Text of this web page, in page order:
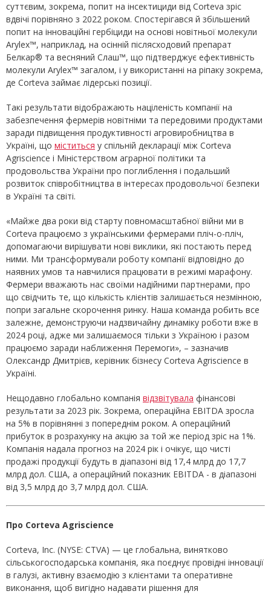
суттєвим, зокрема, попит на інсектициди від Corteva зріс
вдвічі порівняно з 2022 роком. Cпостерігався й збільшений
попит на інноваційні гербіциди на основі новітньої молекули
Arylex™, наприклад, на осінній післясходовий препарат
Белкар® та весняний Слаш™, що підтверджує ефективність
молекули Arylex™ загалом, і у використанні на ріпаку зокрема,
де Corteva займає лідерські позиції.
Такі результати відображають націленість компанії на
забезпечення фермерів новітніми та передовими продуктами
заради підвищення продуктивності агровиробництва в
Україні, що міститься у спільній декларації між Corteva
Agriscience і Міністерством аграрної політики та
продовольства України про поглиблення і подальший
розвиток співробітництва в інтересах продовольчої безпеки
в Україні та світі.
«Майже два роки від старту повномасштабної війни ми в
Corteva працюємо з українськими фермерами пліч-о-пліч,
допомагаючи вирішувати нові виклики, які постають перед
ними. Ми трансформували роботу компанії відповідно до
наявних умов та навчилися працювати в режимі марафону.
Фермери вважають нас своїми надійними партнерами, про
що свідчить те, що кількість клієнтів залишається незмінною,
попри загальне скорочення ринку. Наша команда робить все
залежне, демонструючи надзвичайну динаміку роботи вже в
2024 році, адже ми залишаємося тільки з Україною і разом
працюємо заради наближення Перемоги», – зазначив
Олександр Дмитрієв, керівник бізнесу Corteva Agriscience в
Україні.
Нещодавно глобально компанія відзвітувала фінансові
результати за 2023 рік. Зокрема, операційна EBITDA зросла
на 5% в порівнянні з попереднім роком. А операційний
прибуток в розрахунку на акцію за той же період зріс на 1%.
Компанія надала прогноз на 2024 рік і очікує, що чисті
продажі продукції будуть в діапазоні від 17,4 млрд до 17,7
млрд дол. США, а операційний показник EBITDA - в діапазоні
від 3,5 млрд до 3,7 млрд дол. США.
Про Corteva Agriscience
Corteva, Inc. (NYSE: CTVA) — це глобальна, винятково
сільськогосподарська компанія, яка поєднує провідні інновації
в галузі, активну взаємодію з клієнтами та оперативне
виконання, щоб вигідно надавати рішення для